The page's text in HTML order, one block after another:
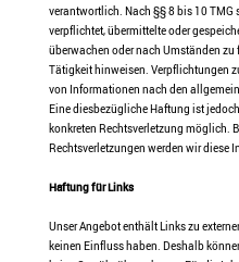
verantwortlich. Nach §§ 8 bis 10
verpflichtet, übermittelte oder
überwachen oder nach Umständen
Tätigkeit hinweisen. Verpflichtungen
von Informationen nach den
Eine diesbezügliche Haftung ist
konkreten Rechtsverletzung möglich.
Rechtsverletzungen werden wir diese
Haftung für Links
Unser Angebot enthält Links zu
keinen Einfluss haben. Deshalb